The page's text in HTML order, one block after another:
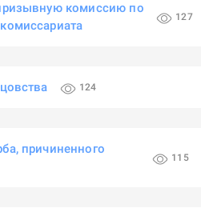
комиссию по
127
124
причиненного
115